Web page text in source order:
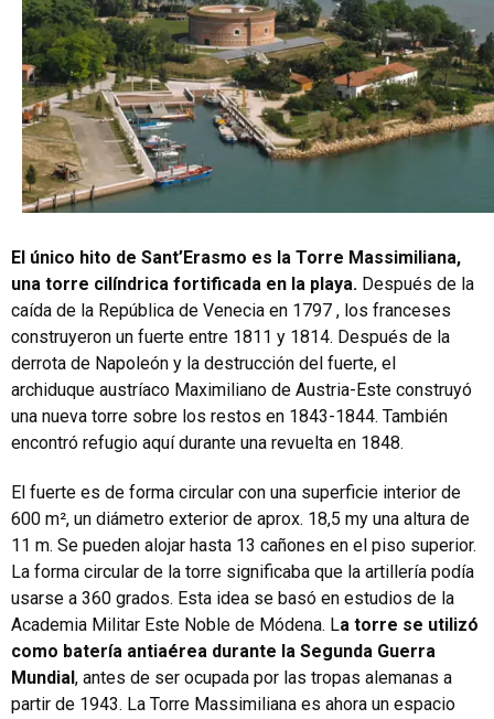
El único hito de Sant’Erasmo es la Torre Massimiliana,
una torre cilíndrica fortificada en la playa. Después de la
caída de la República de Venecia en 1797 , los franceses
construyeron un fuerte entre 1811 y 1814. Después de la
derrota de Napoleón y la destrucción del fuerte, el
archiduque austríaco Maximiliano de Austria-Este construyó
una nueva torre sobre los restos en 1843-1844. También
encontró refugio aquí durante una revuelta en 1848.
El fuerte es de forma circular con una superficie interior de
600 m², un diámetro exterior de aprox. 18,5 my una altura de
11 m. Se pueden alojar hasta 13 cañones en el piso superior.
La forma circular de la torre significaba que la artillería podía
usarse a 360 grados. Esta idea se basó en estudios de la
Academia Militar Este Noble de Módena. La torre se utilizó
como batería antiaérea durante la Segunda Guerra
Mundial , antes de ser ocupada por las tropas alemanas a
partir de 1943. La Torre Massimiliana es ahora un espacio